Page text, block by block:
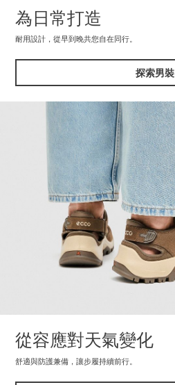
為日常打造
耐用設計，從早到晚共您自在同行。
探索男裝
從容應對天氣變化
舒適與防護兼備，讓步履持續前行。